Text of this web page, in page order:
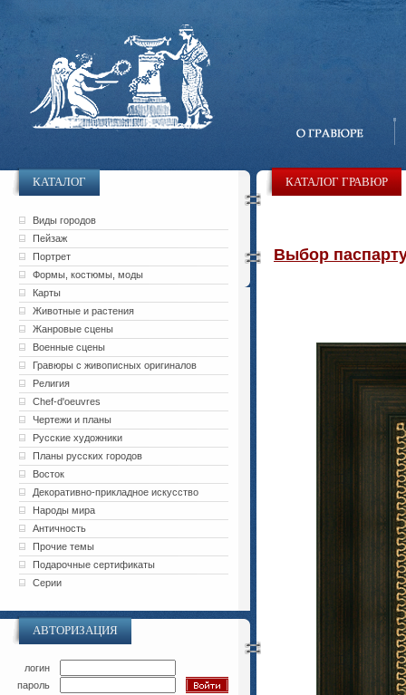
КАТАЛОГ
Виды городов
Пейзаж
Портрет
Формы, костюмы, моды
Карты
Животные и растения
Жанровые сцены
Военные сцены
Гравюры с живописных оригиналов
Религия
Chef-d'oeuvres
Чертежи и планы
Русские художники
Планы русских городов
Восток
Декоративно-прикладное искусство
Народы мира
Античность
Прочие темы
Подарочные сертификаты
Серии
АВТОРИЗАЦИЯ
логин
пароль
КАТАЛОГ ГРАВЮР
Выбор